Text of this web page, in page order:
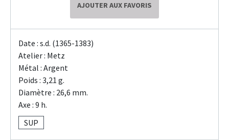
AJOUTER AUX FAVORIS
Date : s.d. (1365-1383)
Atelier : Metz
Métal : Argent
Poids : 3,21 g.
Diamètre : 26,6 mm.
Axe : 9 h.
SUP